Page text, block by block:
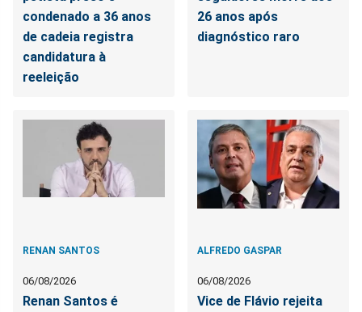
condenado a 36 anos
de cadeia registra
candidatura à
reeleição
26 anos após
diagnóstico raro
RENAN SANTOS
06/08/2026
Renan Santos é
ALFREDO GASPAR
06/08/2026
Vice de Flávio rejeita